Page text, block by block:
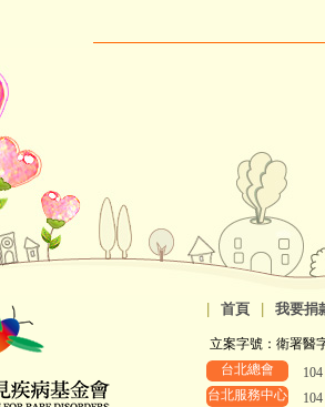
首頁 我要捐
立案字號：衛署醫
台北總會
台北服務中心